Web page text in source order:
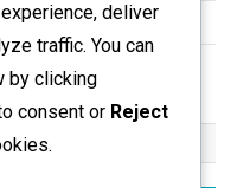
deliver
traffic. You can
by clicking
consent or Reject